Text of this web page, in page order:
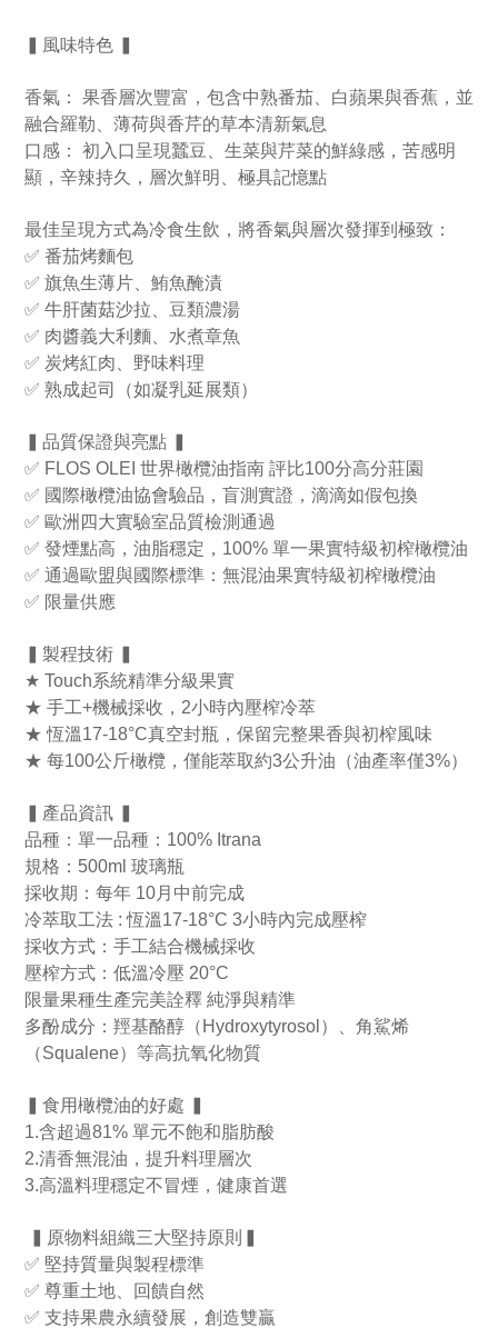
▍風味特色 ▍
香氣： 果香層次豐富，包含中熟番茄、白蘋果與香蕉，並
融合羅勒、薄荷與香芹的草本清新氣息
口感： 初入口呈現蠶豆、生菜與芹菜的鮮綠感，苦感明
顯，辛辣持久，層次鮮明、極具記憶點
最佳呈現方式為冷食生飲，將香氣與層次發揮到極致：
✅ 番茄烤麵包
✅ 旗魚生薄片、鮪魚醃漬
✅ 牛肝菌菇沙拉、豆類濃湯
✅ 肉醬義大利麵、水煮章魚
✅ 炭烤紅肉、野味料理
✅ 熟成起司（如凝乳延展類）
▍品質保證與亮點 ▍
✅ FLOS OLEI 世界橄欖油指南 評比100分高分莊園
✅ 國際橄欖油協會驗品，盲測實證，滴滴如假包換
✅ 歐洲四大實驗室品質檢測通過
✅ 發煙點高，油脂穩定，100% 單一果實特級初榨橄欖油
✅ 通過歐盟與國際標準：無混油果實特級初榨橄欖油
✅ 限量供應
▍製程技術 ▍
★ Touch系統精準分級果實
★ 手工+機械採收，2小時內壓榨冷萃
★ 恆溫17-18°C真空封瓶，保留完整果香與初榨風味
★ 每100公斤橄欖，僅能萃取約3公升油（油產率僅3%）
▍產品資訊 ▍
品種：單一品種：100% Itrana
規格：500ml 玻璃瓶
採收期：每年 10月中前完成
冷萃取工法 : 恆溫17-18°C 3小時內完成壓榨
採收方式：手工結合機械採收
壓榨方式：低溫冷壓 20°C
限量果種生產完美詮釋 純淨與精準
多酚成分：羥基酪醇（Hydroxytyrosol）、角鯊烯
（Squalene）等高抗氧化物質
▍食用橄欖油的好處 ▍
1.含超過81% 單元不飽和脂肪酸
2.清香無混油，提升料理層次
3.高溫料理穩定不冒煙，健康首選
原物料組織三大堅持原則
✅ 堅持質量與製程標準
✅ 尊重土地、回饋自然
✅ 支持果農永續發展，創造雙贏